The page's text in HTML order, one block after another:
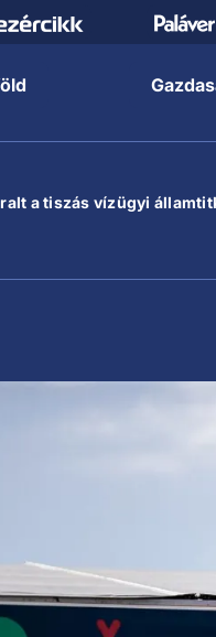
a tiszás vízügyi